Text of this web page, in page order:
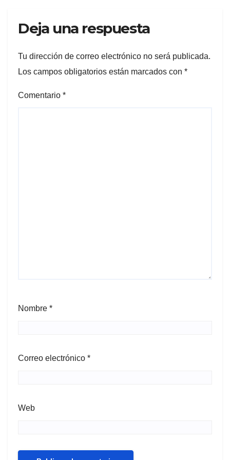
Deja una respuesta
Tu dirección de correo electrónico no será publicada.
Los campos obligatorios están marcados con *
Comentario *
Nombre *
Correo electrónico *
Web